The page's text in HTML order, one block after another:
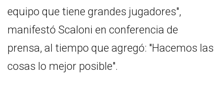
equipo que tiene grandes jugadores",
manifestó Scaloni en conferencia de
prensa, al tiempo que agregó: "Hacemos las
cosas lo mejor posible".